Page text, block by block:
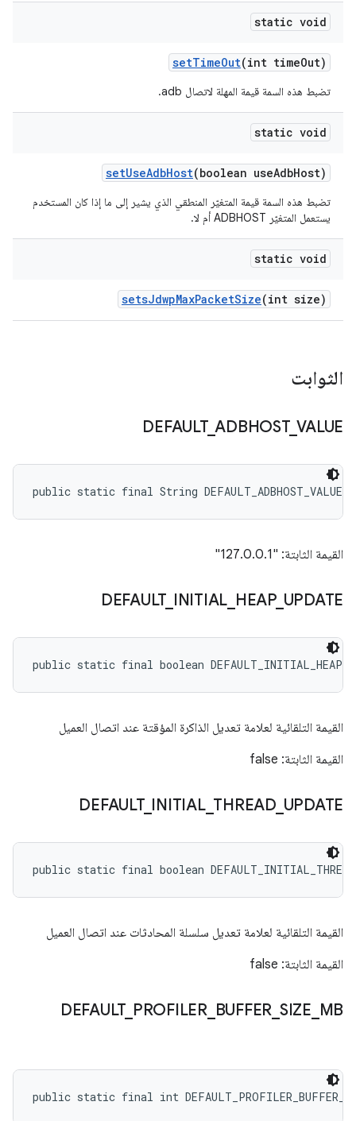
static void
setTimeOut(int timeOut)
تضبط هذه السمة قيمة المهلة لاتصال adb.
static void
setUseAdbHost(boolean useAdbHost)
تضبط هذه السمة قيمة المتغيّر المنطقي الذي يشير إلى ما إذا كان المستخدم
يستعمل المتغيّر ADBHOST أم لا.
static void
setsJdwpMaxPacketSize(int size)
الثوابت
DEFAULT_ADBHOST_VALUE
public static final String DEFAULT_ADBHOST_VALUE
القيمة الثابتة: "127.0.0.1"
DEFAULT_ INITIAL HEAP_ UPDATE
public static final boolean
القيمة التلقائية لعلامة تعديل الذاكرة المؤقتة عند اتصال العميل
القيمة الثابتة: false
DEFAULT_ INITIAL_ THREAD_ UPDATE
public static final boolean
القيمة التلقائية لعلامة تعديل سلسلة المحادثات عند اتصال العميل
القيمة الثابتة: false
DEFAULT_ PROFILER_ BUFFER SIZE MB
public static final int